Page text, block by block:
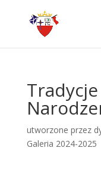
utworzone przez
Galeria 2024-2025